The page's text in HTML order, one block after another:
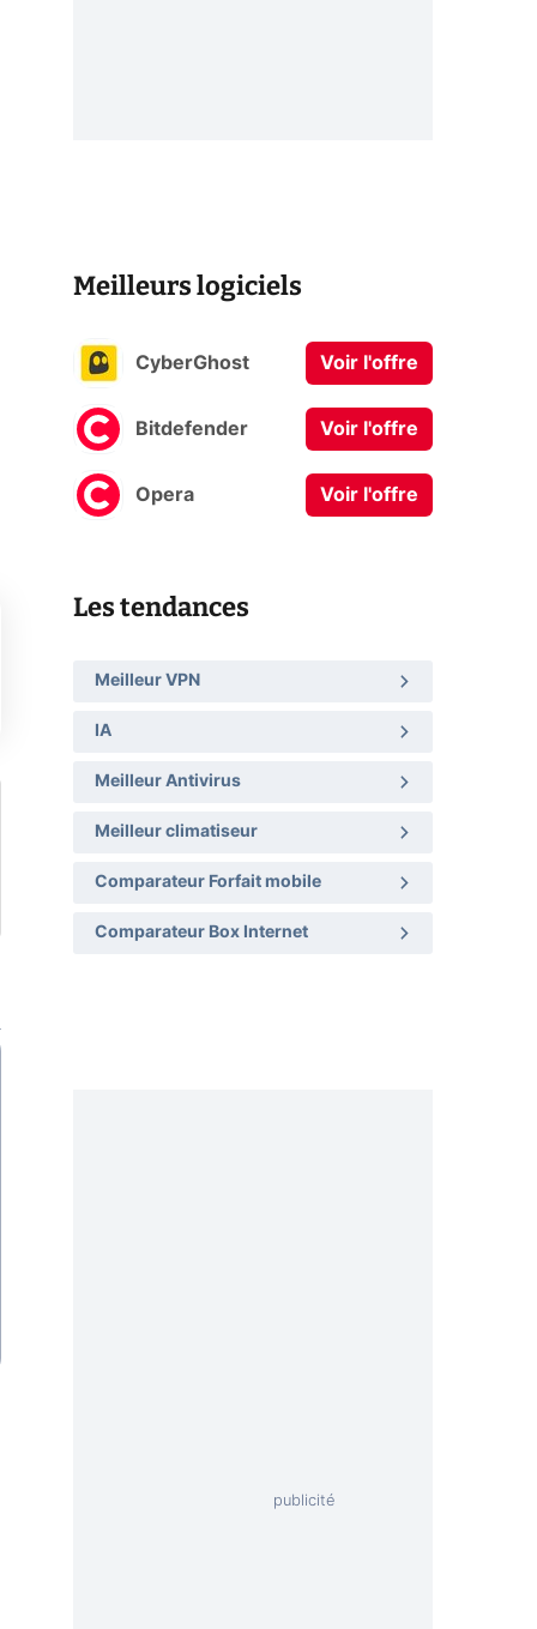
Meilleurs logiciels
CyberGhost Voir l'offre
Bitdefender Voir l'offre
Opera Voir l'offre
Les tendances
Meilleur VPN
IA
Meilleur Antivirus
Meilleur climatiseur
Comparateur Forfait mobile
Comparateur Box Internet